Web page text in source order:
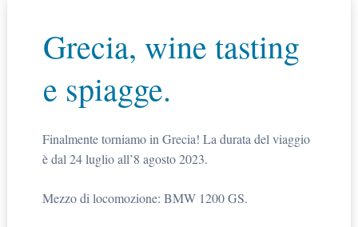
Grecia, wine tasting
e spiagge.
Finalmente torniamo in Grecia! La durata del viaggio
è dal 24 luglio all’8 agosto 2023.
Mezzo di locomozione: BMW 1200 GS.